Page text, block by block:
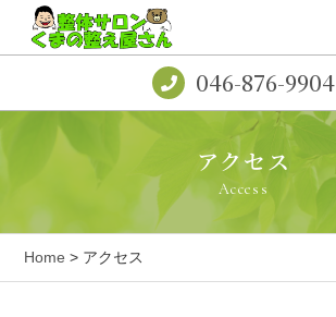
046-876-9904
アクセス
Access
Home > アクセス